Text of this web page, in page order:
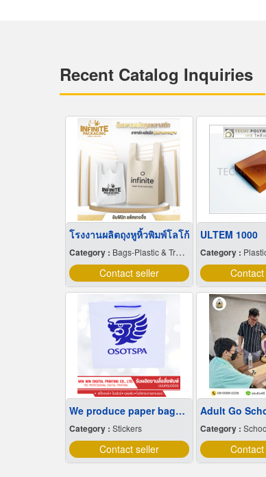
Recent Catalog Inquiries
โรงงานผลิตถุงหูหิ้วพิมพ์โลโก้
Category : Bags-Plastic & Transparent
Contact seller
ULTEM 1000
Category : Plastics-Rods,
We produce paper bags at low prices.
Category : Stickers
Contact seller
Adult Go
Category :